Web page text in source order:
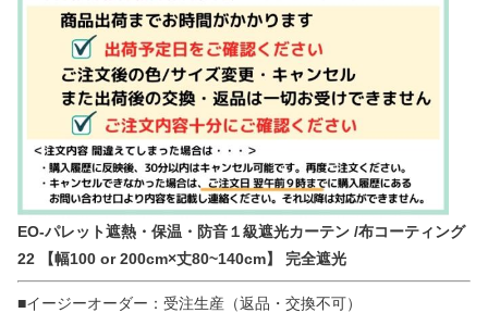
EO-パレット遮熱・保温・防音１級遮光カーテン /布コーティング
22 【幅100 or 200cm×丈80~140cm】 完全遮光
■イージーオーダー：受注生産（返品・交換不可）